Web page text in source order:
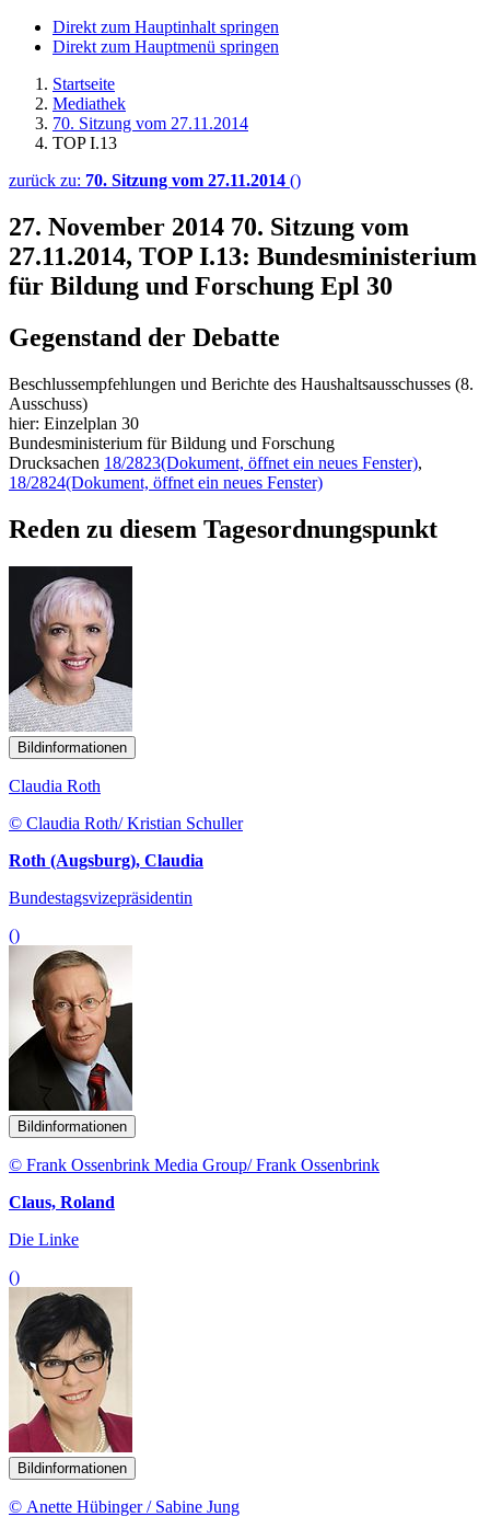
Direkt zum Hauptinhalt springen
Direkt zum Hauptmenü springen
Startseite
Mediathek
70. Sitzung vom 27.11.2014
TOP I.13
zurück zu: 70. Sitzung vom 27.11.2014 ()
27. November 2014 70. Sitzung vom
27.11.2014, TOP I.13: Bundesministerium
für Bildung und Forschung Epl 30
Gegenstand der Debatte
Beschlussempfehlungen und Berichte des Haushaltsausschusses (8.
Ausschuss)
hier: Einzelplan 30
Bundesministerium für Bildung und Forschung
Drucksachen 18/2823(Dokument, öffnet ein neues Fenster),
18/2824(Dokument, öffnet ein neues Fenster)
Reden zu diesem Tagesordnungspunkt
Bildinformationen
Claudia Roth
© Claudia Roth/ Kristian Schuller
Roth (Augsburg), Claudia
Bundestagsvizepräsidentin
()
Bildinformationen
© Frank Ossenbrink Media Group/ Frank Ossenbrink
Claus, Roland
Die Linke
()
Bildinformationen
© Anette Hübinger / Sabine Jung